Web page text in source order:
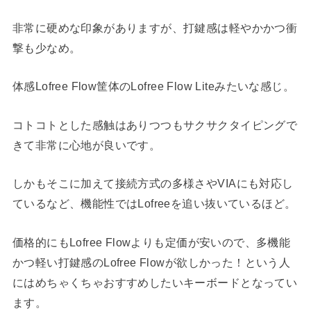
非常に硬めな印象がありますが、打鍵感は軽やかかつ衝
撃も少なめ。
体感Lofree Flow筐体のLofree Flow Liteみたいな感じ。
コトコトとした感触はありつつもサクサクタイピングで
きて非常に心地が良いです。
しかもそこに加えて接続方式の多様さやVIAにも対応し
ているなど、機能性ではLofreeを追い抜いているほど。
価格的にもLofree Flowよりも定価が安いので、多機能
かつ軽い打鍵感のLofree Flowが欲しかった！という人
にはめちゃくちゃおすすめしたいキーボードとなってい
ます。